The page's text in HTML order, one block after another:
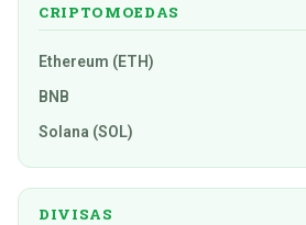
CRIPTOMOEDAS
Ethereum (ETH)
BNB
Solana (SOL)
DIVISAS